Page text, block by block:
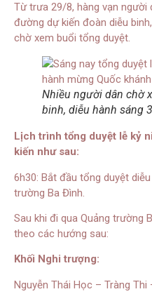
Từ trưa 29/8, hàng vạn
đường dự kiến đoàn diễu
chờ xem buổi tổng duyệt.
Nhiều người dân chờ
binh, diễu hành sáng
Lịch trình tổng duyệt lễ kỷ
kiến như sau:
6h30: Bắt đầu tổng duyệt
trường Ba Đình.
Sau khi đi qua Quảng trường
theo các hướng sau:
Khối Nghi trượng:
Nguyễn Thái Học – Tràng